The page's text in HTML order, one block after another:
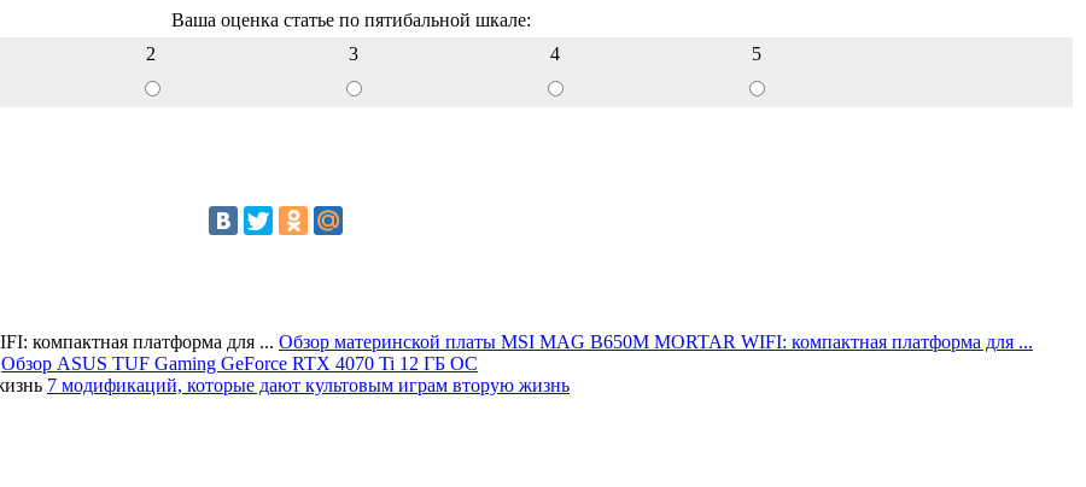
Ваша оценка статье по пятибальной шкале:
2 3 4 5
Обзор материнской платы MSI MAG B650M MORTAR WIFI: компактная платформа для ...
Обзор ASUS TUF Gaming GeForce RTX 4070 Ti 12 ГБ OC
7 модификаций, которые дают культовым играм вторую жизнь